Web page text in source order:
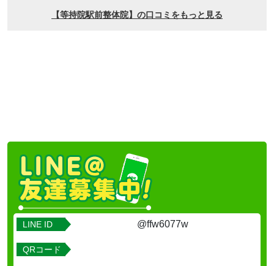
LINE ID @ffw6077w
QRコード